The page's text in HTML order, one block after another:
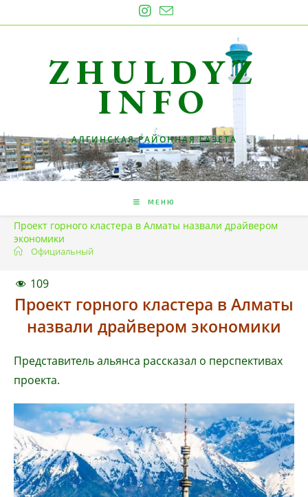
к
ZHULDYZ
INFO
АЛГИНСКАЯ РАЙОННАЯ ГАЗЕТА
МЕНЮ
Проект горного кластера в Алматы назвали драйвером
экономики
Официальный
109
Проект горного кластера в Алматы
назвали драйвером экономики
Представитель альянса рассказал о перспективах
проекта.